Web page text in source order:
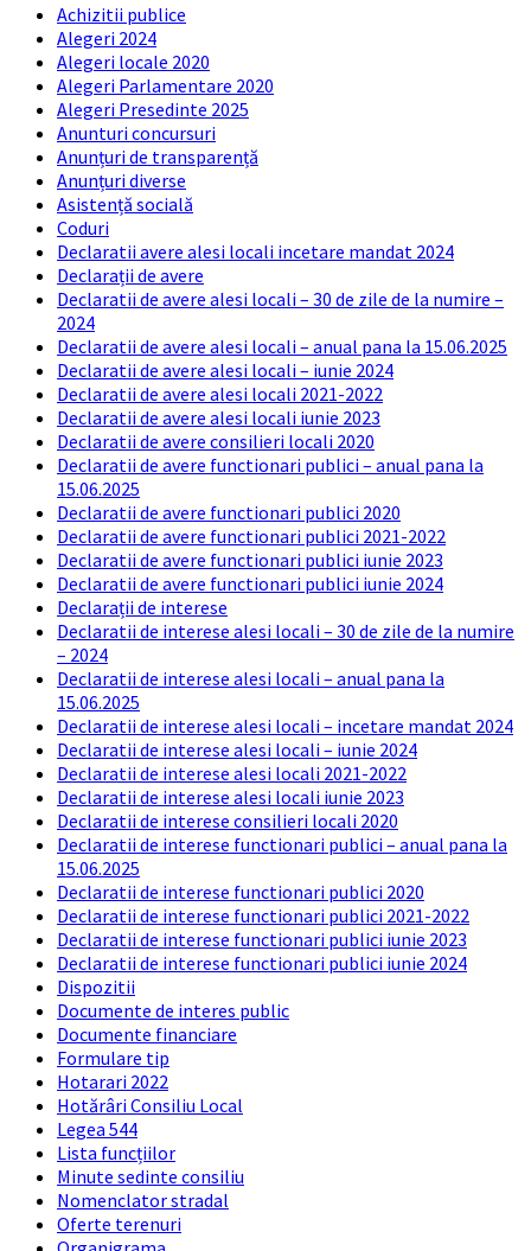
Achizitii publice
Alegeri 2024
Alegeri locale 2020
Alegeri Parlamentare 2020
Alegeri Presedinte 2025
Anunturi concursuri
Anunțuri de transparență
Anunțuri diverse
Asistență socială
Coduri
Declaratii avere alesi locali incetare mandat 2024
Declarații de avere
Declaratii de avere alesi locali – 30 de zile de la numire –
2024
Declaratii de avere alesi locali – anual pana la 15.06.2025
Declaratii de avere alesi locali – iunie 2024
Declaratii de avere alesi locali 2021-2022
Declaratii de avere alesi locali iunie 2023
Declaratii de avere consilieri locali 2020
Declaratii de avere functionari publici – anual pana la
15.06.2025
Declaratii de avere functionari publici 2020
Declaratii de avere functionari publici 2021-2022
Declaratii de avere functionari publici iunie 2023
Declaratii de avere functionari publici iunie 2024
Declarații de interese
Declaratii de interese alesi locali – 30 de zile de la numire
– 2024
Declaratii de interese alesi locali – anual pana la
15.06.2025
Declaratii de interese alesi locali – incetare mandat 2024
Declaratii de interese alesi locali – iunie 2024
Declaratii de interese alesi locali 2021-2022
Declaratii de interese alesi locali iunie 2023
Declaratii de interese consilieri locali 2020
Declaratii de interese functionari publici – anual pana la
15.06.2025
Declaratii de interese functionari publici 2020
Declaratii de interese functionari publici 2021-2022
Declaratii de interese functionari publici iunie 2023
Declaratii de interese functionari publici iunie 2024
Dispozitii
Documente de interes public
Documente financiare
Formulare tip
Hotarari 2022
Hotărâri Consiliu Local
Legea 544
Lista funcțiilor
Minute sedinte consiliu
Nomenclator stradal
Oferte terenuri